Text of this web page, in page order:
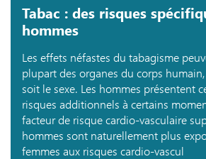
Tabac : des risques
hommes
Les effets néfastes du tabagisme
plupart des organes du corps
soit le sexe. Les hommes présentent
risques additionnels à certains
facteur de risque cardio-vasculaire
hommes sont naturellement plus
femmes aux risques cardio-vascul